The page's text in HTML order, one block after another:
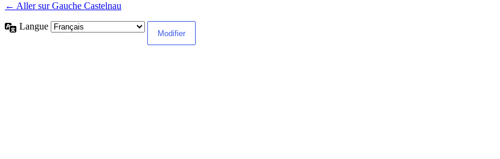
← Aller sur Gauche Castelnau
Langue